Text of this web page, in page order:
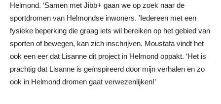
Helmond. ‘Samen met Jibb+ gaan we op zoek naar de
sportdromen van Helmondse inwoners. ’Iedereen met een
fysieke beperking die graag iets wil bereiken op het gebied van
sporten of bewegen, kan zich inschrijven. Moustafa vindt het
ook een eer dat Lisanne dit project in Helmond oppakt. ‘Het is
prachtig dat Lisanne is geïnspireerd door mijn verhalen en zo
ook in Helmond dromen gaat verwezenlijken!’